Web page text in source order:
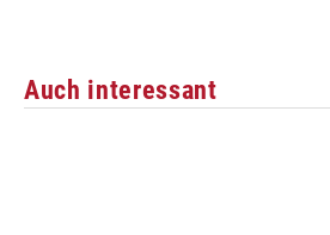
Auch interessant